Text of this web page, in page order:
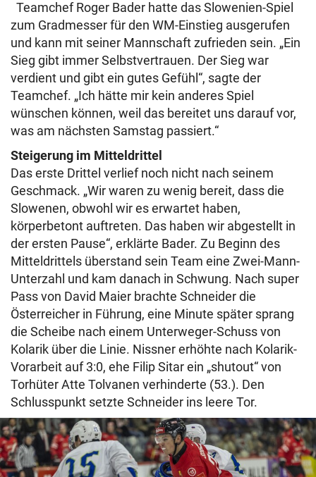
Teamchef Roger Bader hatte das Slowenien-Spiel
zum Gradmesser für den WM-Einstieg ausgerufen
und kann mit seiner Mannschaft zufrieden sein. „Ein
Sieg gibt immer Selbstvertrauen. Der Sieg war
verdient und gibt ein gutes Gefühl“, sagte der
Teamchef. „Ich hätte mir kein anderes Spiel
wünschen können, weil das bereitet uns darauf vor,
was am nächsten Samstag passiert.“
Steigerung im Mitteldrittel
Das erste Drittel verlief noch nicht nach seinem
Geschmack. „Wir waren zu wenig bereit, dass die
Slowenen, obwohl wir es erwartet haben,
körperbetont auftreten. Das haben wir abgestellt in
der ersten Pause“, erklärte Bader. Zu Beginn des
Mitteldrittels überstand sein Team eine Zwei-Mann-
Unterzahl und kam danach in Schwung. Nach super
Pass von David Maier brachte Schneider die
Österreicher in Führung, eine Minute später sprang
die Scheibe nach einem Unterweger-Schuss von
Kolarik über die Linie. Nissner erhöhte nach Kolarik-
Vorarbeit auf 3:0, ehe Filip Sitar ein „shutout“ von
Torhüter Atte Tolvanen verhinderte (53.). Den
Schlusspunkt setzte Schneider ins leere Tor.